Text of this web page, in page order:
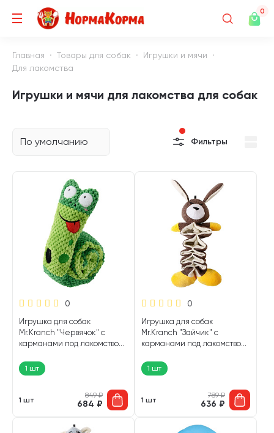
0
Главная Товары для собак
Игрушки и мячи
Для лакомства
Игрушки и мячи для лакомства для собак
По умолчанию Фильтры
0
Игрушка для собак
Mr.Kranch "Червячок" с
карманами под лакомство
1 шт
1 шт
849₽
684 ₽
0
Игрушка для собак
Mr.Kranch "Зайчик" с
карманами под лакомство
1 шт
1 шт
789₽
636 ₽